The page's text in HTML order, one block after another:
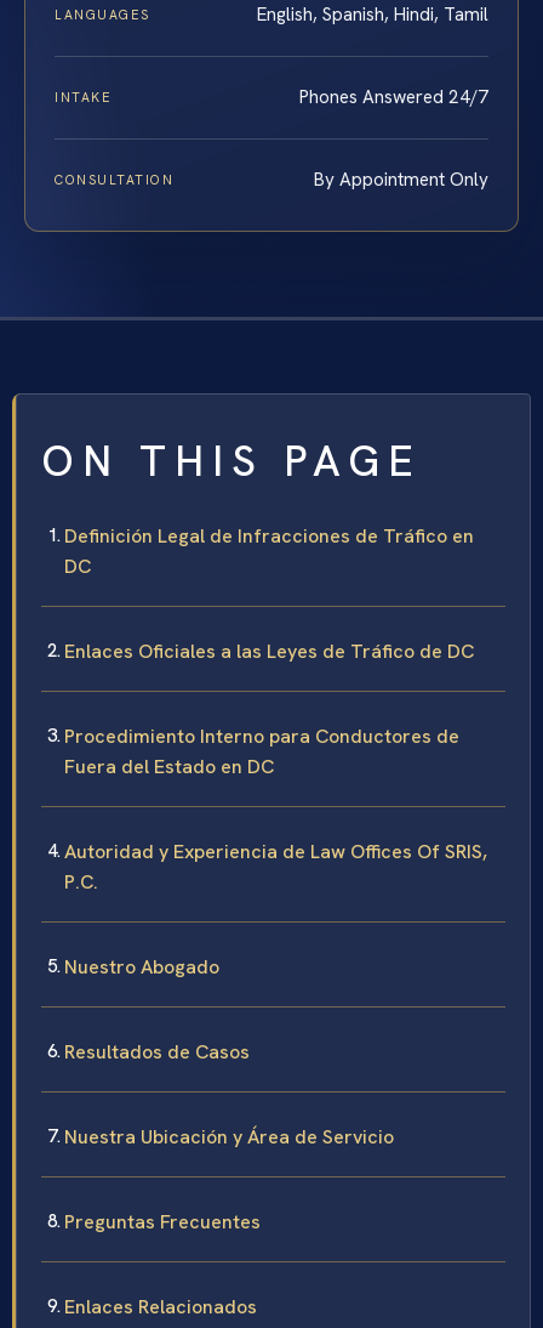
LANGUAGES English, Spanish, Hindi, Tamil
INTAKE Phones Answered 24/7
CONSULTATION By Appointment Only
ON THIS PAGE
Definición Legal de Infracciones de Tráfico en
DC
Enlaces Oficiales a las Leyes de Tráfico de DC
Procedimiento Interno para Conductores de
Fuera del Estado en DC
Autoridad y Experiencia de Law Offices Of SRIS,
P.C.
Nuestro Abogado
Resultados de Casos
Nuestra Ubicación y Área de Servicio
Preguntas Frecuentes
Enlaces Relacionados